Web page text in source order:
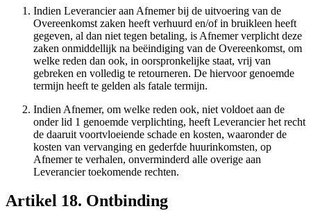
Indien Leverancier aan Afnemer bij de uitvoering van de
Overeenkomst zaken heeft verhuurd en/of in bruikleen heeft
gegeven, al dan niet tegen betaling, is Afnemer verplicht deze
zaken onmiddellijk na beëindiging van de Overeenkomst, om
welke reden dan ook, in oorspronkelijke staat, vrij van
gebreken en volledig te retourneren. De hiervoor genoemde
termijn heeft te gelden als fatale termijn.
Indien Afnemer, om welke reden ook, niet voldoet aan de
onder lid 1 genoemde verplichting, heeft Leverancier het recht
de daaruit voortvloeiende schade en kosten, waaronder de
kosten van vervanging en gederfde huurinkomsten, op
Afnemer te verhalen, onverminderd alle overige aan
Leverancier toekomende rechten.
Artikel 18. Ontbinding